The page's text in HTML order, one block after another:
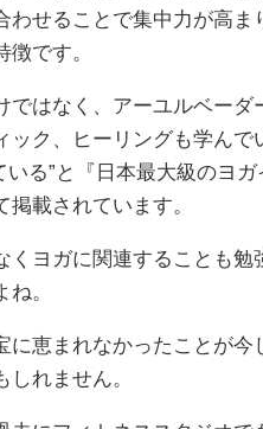
わせることで集中力が高
です。
ではなく、アーユルベーダ
ック、ヒーリングも学んで
る”と『日本最大級のヨ
掲載されています。
くヨガに関連することも
。
に恵まれなかったことが
れません。